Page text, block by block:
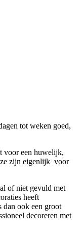
tot weken goed,
voor een huwelijk,
ze zijn eigenlijk voor
of niet gevuld met
heeft
dan ook een groot
decoreren met